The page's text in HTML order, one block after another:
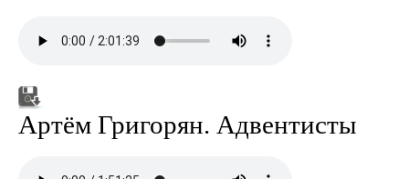
Артём Григорян. Адвентисты